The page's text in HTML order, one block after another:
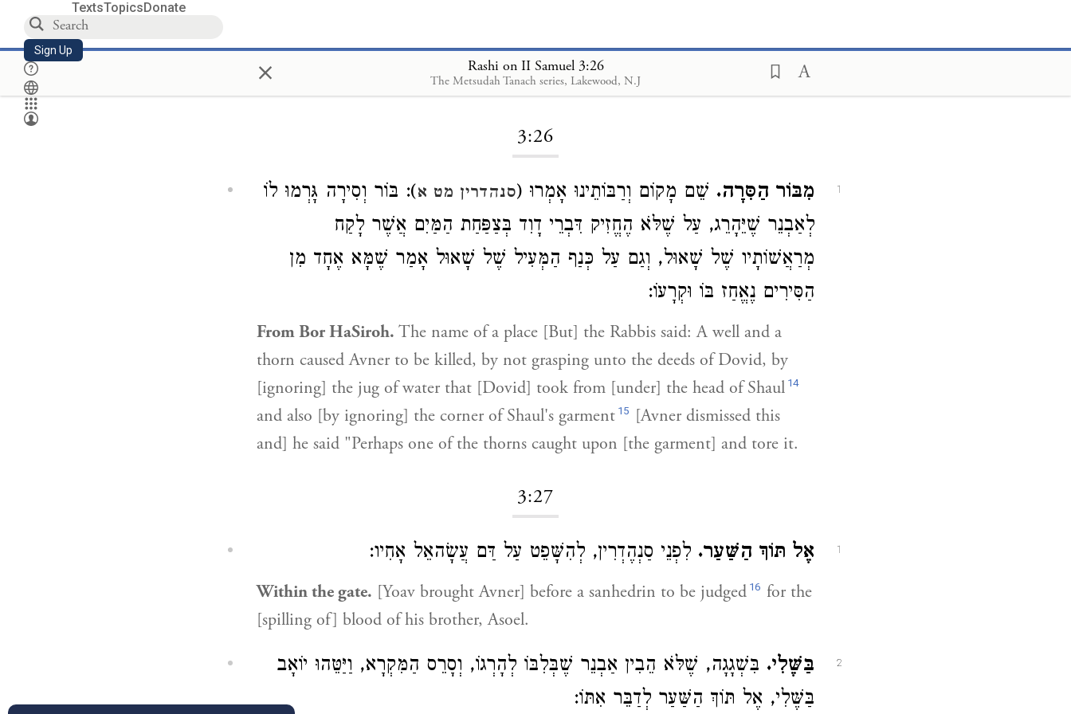
TextsTopicsDonate
Sign Up × Rashi on II Samuel 3:26
The Metsudah Tanach series, Lakewood, N.J
Loading...
3:26
1 מִבּוֹר הַסִּרָה. שֵׁם מָקוֹם וְרַבּוֹתֵינוּ אָמְרוּ (סנהדרין מט א): בּוֹר וְסִירָה גָּרְמוּ לוֹ
לְאַבְנֵר שֶׁיֵּהָרֵג, עַל שֶׁלֹּא הֶחֱזִיק דִּבְרֵי דָוִד בְּצַפַּחַת הַמַּיִם אֲשֶׁר לָקַח
מְרַאֲשׁוֹתָיו שֶׁל שָׁאוּל, וְגַם עַל כְּנַף הַמְּעִיל שֶׁל שָׁאוּל אָמַר שֶׁמָּא אֶחָד מִן
הַסִּירִים נֶאֱחַז בּוֹ וּקְרָעוֹ:
From Bor HaSiroh. The name of a place [But] the Rabbis said: A well and a
thorn caused Avner to be killed, by not grasping unto the deeds of Dovid, by
[ignoring] the jug of water that [Dovid] took from [under] the head of Shaul 14
and also [by ignoring] the corner of Shaul's garment 15 [Avner dismissed this
and] he said "Perhaps one of the thorns caught upon [the garment] and tore it.
3:27
1 אֶל תּוֹךְ הַשַּׁעַר. לִפְנֵי סַנְהֶדְרִין, לְהִשָּׁפֵט עַל דַּם עֲשָׂהאֵל אָחִיו:
Within the gate. [Yoav brought Avner] before a sanhedrin to be judged 16 for the
[spilling of] blood of his brother, Asoel.
2 בַּשֶּׁלִי. בִּשְׁגָגָה, שֶׁלֹּא הֵבִין אַבְנֵר שֶׁבְּלִבּוֹ לְהָרְגוֹ, וְסָרֵס הַמִּקְרָא, וַיַּטֵּהוּ יוֹאָב
בַּשֶּׁלִי, אֶל תּוֹךְ הַשַּׁעַר לְדַבֵּר אִתּוֹ: